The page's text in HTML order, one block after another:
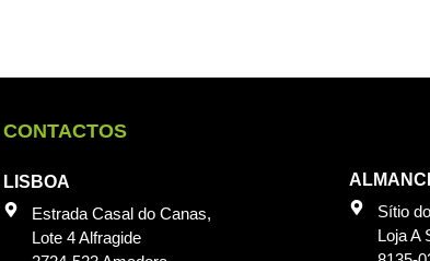
CONTACTOS
LISBOA
Estrada Casal do Canas,
Lote 4 Alfragide
Sítio
Loja A